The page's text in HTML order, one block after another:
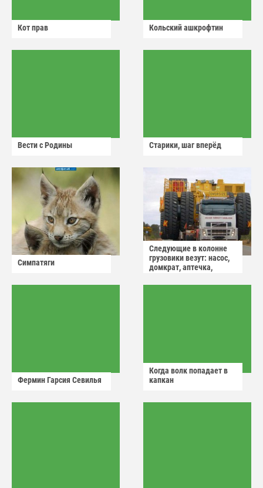
Кот прав Кольский ашкрофтин
Вести с Родины Старики, шаг вперёд
Симпатяги
Следующие в колонне
грузовики везут: насос,
домкрат, аптечка,
Фермин Гарсия Севилья
Когда волк попадает в
капкан